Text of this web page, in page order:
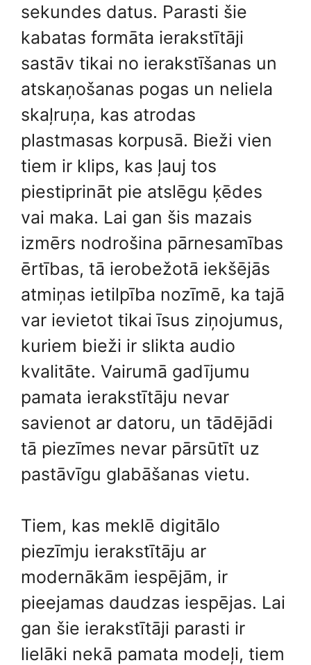
sekundes datus. Parasti šie
kabatas formāta ierakstītāji
sastāv tikai no ierakstīšanas un
atskaņošanas pogas un neliela
skaļruņa, kas atrodas
plastmasas korpusā. Bieži vien
tiem ir klips, kas ļauj tos
piestiprināt pie atslēgu ķēdes
vai maka. Lai gan šis mazais
izmērs nodrošina pārnesamības
ērtības, tā ierobežotā iekšējās
atmiņas ietilpība nozīmē, ka tajā
var ievietot tikai īsus ziņojumus,
kuriem bieži ir slikta audio
kvalitāte. Vairumā gadījumu
pamata ierakstītāju nevar
savienot ar datoru, un tādējādi
tā piezīmes nevar pārsūtīt uz
pastāvīgu glabāšanas vietu.
Tiem, kas meklē digitālo
piezīmju ierakstītāju ar
modernākām iespējām, ir
pieejamas daudzas iespējas. Lai
gan šie ierakstītāji parasti ir
lielāki nekā pamata modeļi, tiem